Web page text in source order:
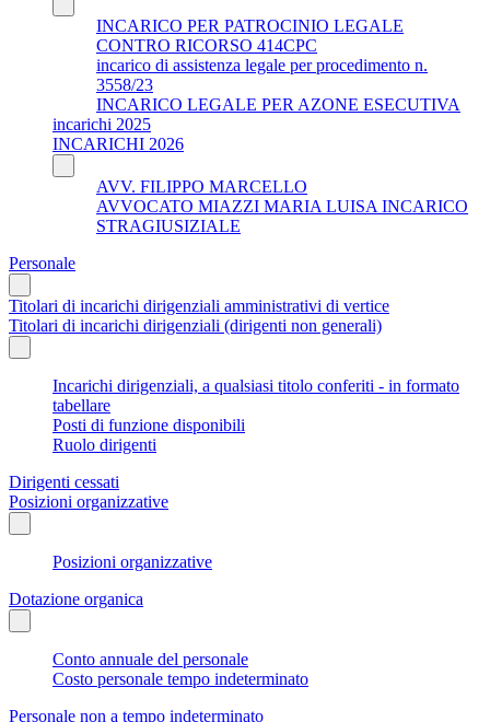
INCARICO PER PATROCINIO LEGALE
CONTRO RICORSO 414CPC
incarico di assistenza legale per procedimento n.
3558/23
INCARICO LEGALE PER AZONE ESECUTIVA
incarichi 2025
INCARICHI 2026
AVV. FILIPPO MARCELLO
AVVOCATO MIAZZI MARIA LUISA INCARICO
STRAGIUSIZIALE
Personale
Titolari di incarichi dirigenziali amministrativi di vertice
Titolari di incarichi dirigenziali (dirigenti non generali)
Incarichi dirigenziali, a qualsiasi titolo conferiti - in formato
tabellare
Posti di funzione disponibili
Ruolo dirigenti
Dirigenti cessati
Posizioni organizzative
Posizioni organizzative
Dotazione organica
Conto annuale del personale
Costo personale tempo indeterminato
Personale non a tempo indeterminato